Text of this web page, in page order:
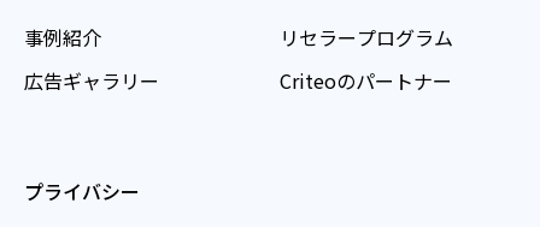
事例紹介
広告ギャラリー
リセラープログラム
Criteoのパートナー
プライバシー